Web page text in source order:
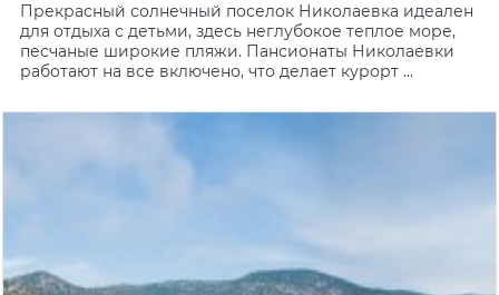
Прекрасный солнечный поселок Николаевка идеален
для отдыха с детьми, здесь неглубокое теплое море,
песчаные широкие пляжи. Пансионаты Николаевки
работают на все включено, что делает курорт ...